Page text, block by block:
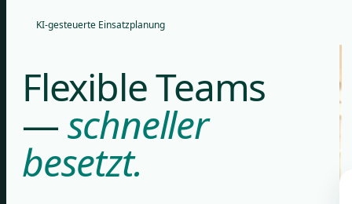
KI-gesteuerte Einsatzplanung
Flexible Teams
—schneller
besetzt.